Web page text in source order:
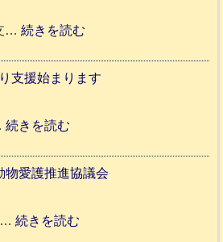
ト
人
ホ
…続きを読む
和
本
支援始まります
続きを読む
災
ッ
愛護推進協議会
…続きを読む